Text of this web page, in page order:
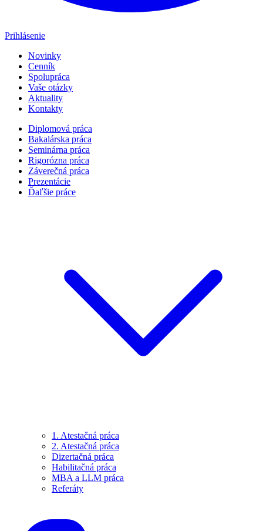
Prihlásenie
Novinky
Cenník
Spolupráca
Vaše otázky
Aktuality
Kontakty
Diplomová práca
Bakalárska práca
Seminárna práca
Rigorózna práca
Záverečná práca
Prezentácie
Ďaľšie práce
1. Atestačná práca
2. Atestačná práca
Dizertačná práca
Habilitačná práca
MBA a LLM práca
Referáty